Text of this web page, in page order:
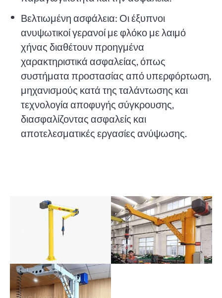
Βελτιωμένη ασφάλεια: Οι έξυπνοι
ανυψωτικοί γερανοί με φλόκο με λαιμό
χήνας διαθέτουν προηγμένα
χαρακτηριστικά ασφαλείας, όπως
συστήματα προστασίας από υπερφόρτωση,
μηχανισμούς κατά της ταλάντωσης και
τεχνολογία αποφυγής σύγκρουσης,
διασφαλίζοντας ασφαλείς και
αποτελεσματικές εργασίες ανύψωσης.